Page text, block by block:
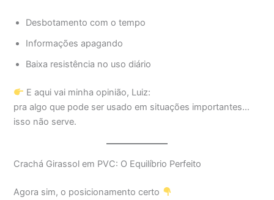
Desbotamento com o tempo
Informações apagando
Baixa resistência no uso diário
E aqui vai minha opinião, Luiz:
pra algo que pode ser usado em situações importantes…
isso não serve.
Crachá Girassol em PVC: O Equilíbrio Perfeito
Agora sim, o posicionamento certo